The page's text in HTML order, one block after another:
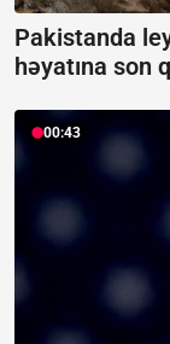
Pakistanda
həyatına son
00:43